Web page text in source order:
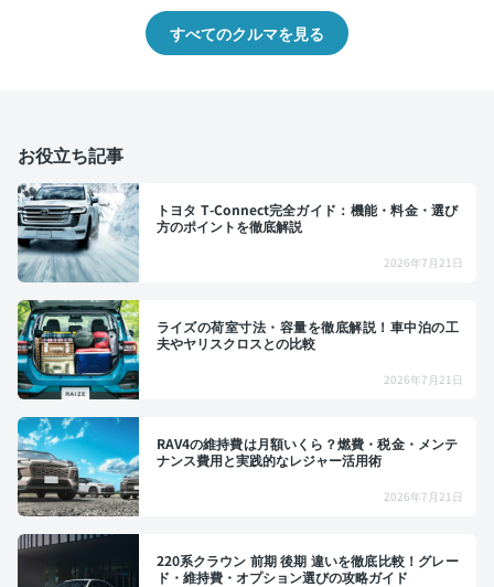
すべてのクルマを見る
お役立ち記事
トヨタ T-Connect完全ガイド：機能・料金・選び
方のポイントを徹底解説
2026年7月21日
ライズの荷室寸法・容量を徹底解説！車中泊の工
夫やヤリスクロスとの比較
2026年7月21日
RAV4の維持費は月額いくら？燃費・税金・メンテ
ナンス費用と実践的なレジャー活用術
2026年7月21日
220系クラウン 前期 後期 違いを徹底比較！グレー
ド・維持費・オプション選びの攻略ガイド